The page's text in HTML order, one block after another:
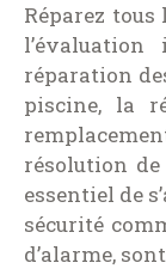
Réparez
réparation
piscine, la
résolution
essentiel de
sécurité
d’alarme,